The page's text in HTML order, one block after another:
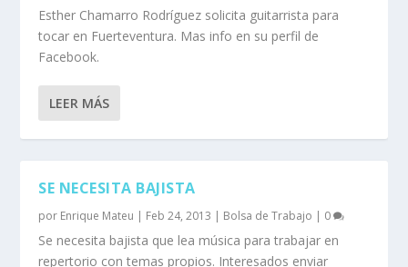
Esther Chamarro Rodríguez solicita guitarrista para
tocar en Fuerteventura. Mas info en su perfil de
Facebook.
LEER MÁS
SE NECESITA BAJISTA
por Enrique Mateu | Feb 24, 2013 | Bolsa de Trabajo | 0
Se necesita bajista que lea música para trabajar en
repertorio con temas propios. Interesados enviar